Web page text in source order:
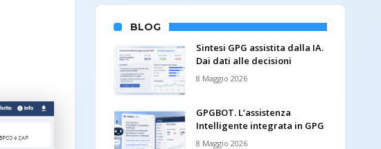
BLOG
Sintesi GPG assistita dalla IA.
Dai dati alle decisioni
8 Maggio 2026
GPGBOT. L’assistenza
Intelligente integrata in GPG
8 Maggio 2026